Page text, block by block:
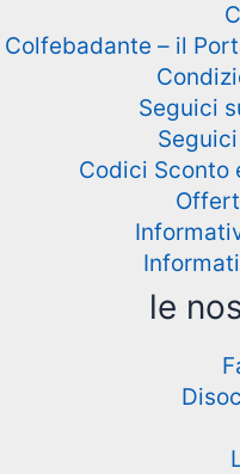
Colfebadante – il
Seguici
Codici Sconto
le